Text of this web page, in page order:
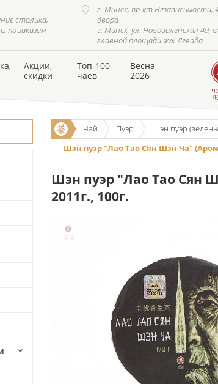
столика,
по заказам
г. Минск, пр-кт Независимости,
двора
г. Минск, ул. Нововиленская 49,
главной площади ж/к Левада
Акции,
скидки
Топ-100
чаев
Весна
2026
Чай Пуэр
Шэн пуэр
Шэн пуэр "Лао Тао Сян Шэн Ча"
Шэн пуэр "Лао Тао Сян
2011г., 100г.